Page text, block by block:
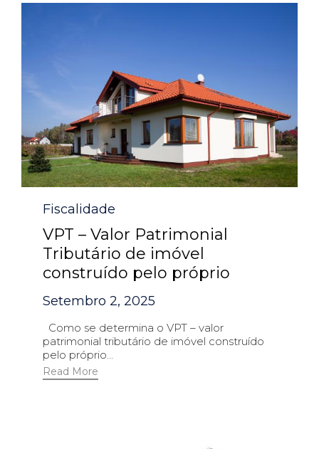
Category
Fiscalidade
VPT – Valor Patrimonial
Tributário de imóvel
construído pelo próprio
Setembro 2, 2025
Como se determina o VPT – valor
patrimonial tributário de imóvel construído
pelo próprio...
Read More